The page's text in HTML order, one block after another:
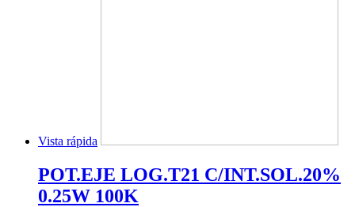
Vista rápida
POT.EJE LOG.T21 C/INT.SOL.20%
0.25W 100K